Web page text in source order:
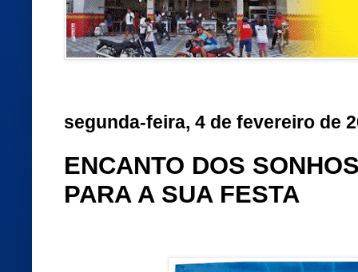
segunda-feira, 4 de fevereiro de
ENCANTO DOS
PARA A SUA FESTA